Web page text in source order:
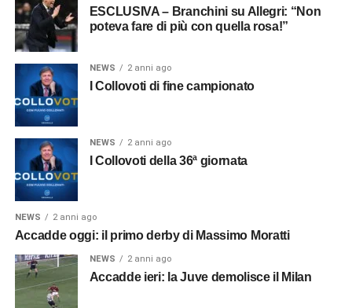
ESCLUSIVA – Branchini su Allegri: “Non
poteva fare di più con quella rosa!”
NEWS 2 anni ago
I Collovoti di fine campionato
NEWS 2 anni ago
I Collovoti della 36ª giornata
NEWS 2 anni ago
Accadde oggi: il primo derby di Massimo Moratti
NEWS 2 anni ago
Accadde ieri: la Juve demolisce il Milan